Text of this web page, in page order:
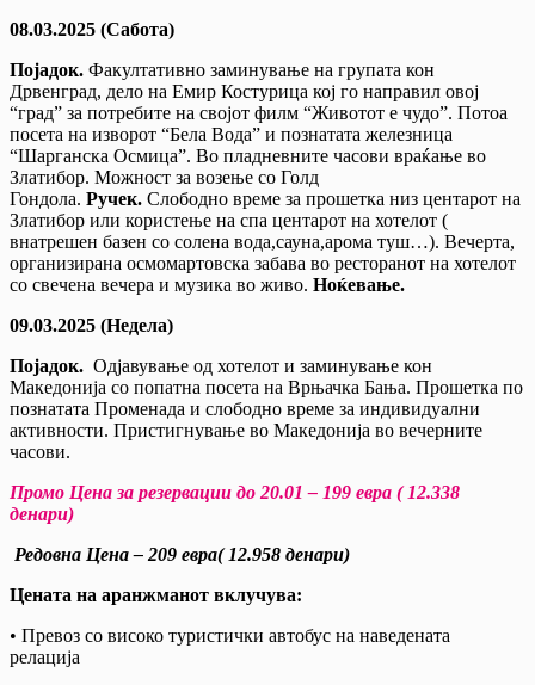
08.03.2025 (Сабота)
Појадок. Факултативно заминување на групата кон
Дрвенград, дело на Емир Костурица кој го направил овој
“град” за потребите на својот филм “Животот е чудо”. Потоа
посета на изворот “Бела Водa” и познатата железница
“Шарганска Осмица”. Во пладневните часови враќање во
Златибор. Можност за возење со Голд
Гондола. Ручек. Слободно време за прошетка низ центарот на
Златибор или користење на спа центарот на хотелот (
внатрешен базен со солена вода,сауна,арома туш…). Вечерта,
организирана осмомартовска забава во ресторанот на хотелот
со свечена вечера и музика во живо. Ноќевање.
09.03.2025 (Недела)
Појадок. Одјавување од хотелот и заминување кон
Македонија со попатна посета на Врњачка Бања. Прошетка по
познатата Променада и слободно време за индивидуални
активности. Пристигнување во Македонија во вечерните
часови.
Промо Цена за резервации до 20.01 – 199 eвра ( 12.338
денари)
Редовна Цена – 209 евра( 12.958 денари)
Цената на аранжманот вклучува:
• Превоз со високо туристички автобус на наведената
релација